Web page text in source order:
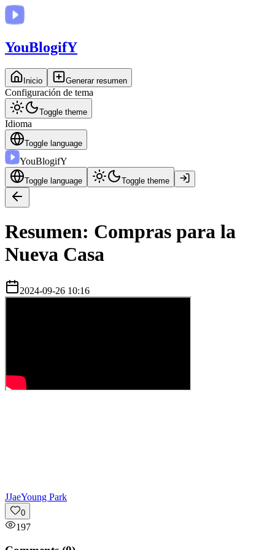
YouBlogifY
Inicio Generar resumen
Configuración de tema
Toggle theme
Idioma
Toggle language
YouBlogifY
Toggle language Toggle theme
Resumen: Compras para la
Nueva Casa
2024-09-26 10:16
JJaeYoung Park
0
197